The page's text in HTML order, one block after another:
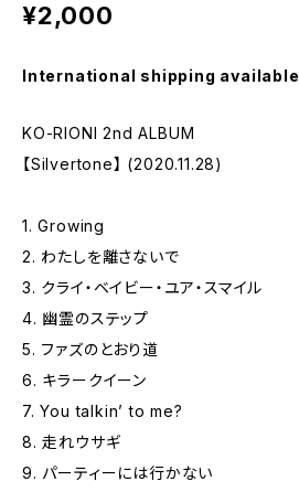
¥2,000
International shipping available
KO-RIONI 2nd ALBUM
【Silvertone】 (2020.11.28)
1. Growing
2. わたしを離さないで
3. クライ・ベイビー・ユア・スマイル
4. 幽霊のステップ
5. ファズのとおり道
6. キラークイーン
7. You talkin’ to me?
8. 走れウサギ
9. パーティーには行かない